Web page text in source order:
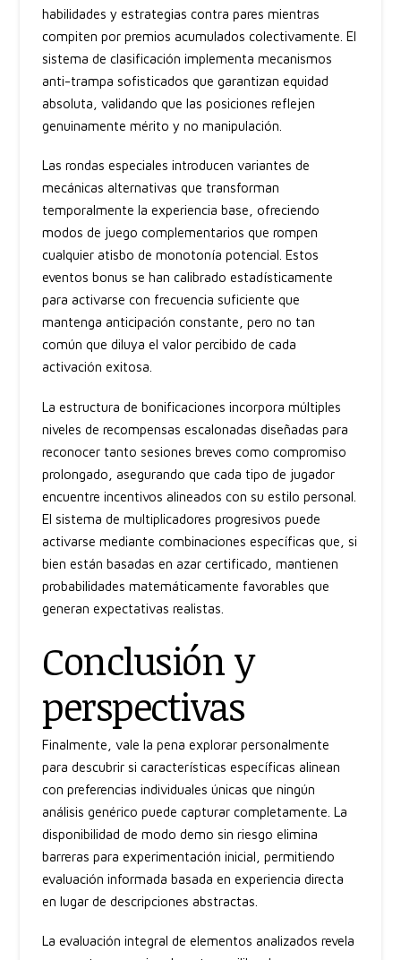
habilidades y estrategias contra pares mientras
compiten por premios acumulados colectivamente. El
sistema de clasificación implementa mecanismos
anti-trampa sofisticados que garantizan equidad
absoluta, validando que las posiciones reflejen
genuinamente mérito y no manipulación.
Las rondas especiales introducen variantes de
mecánicas alternativas que transforman
temporalmente la experiencia base, ofreciendo
modos de juego complementarios que rompen
cualquier atisbo de monotonía potencial. Estos
eventos bonus se han calibrado estadísticamente
para activarse con frecuencia suficiente que
mantenga anticipación constante, pero no tan
común que diluya el valor percibido de cada
activación exitosa.
La estructura de bonificaciones incorpora múltiples
niveles de recompensas escalonadas diseñadas para
reconocer tanto sesiones breves como compromiso
prolongado, asegurando que cada tipo de jugador
encuentre incentivos alineados con su estilo personal.
El sistema de multiplicadores progresivos puede
activarse mediante combinaciones específicas que, si
bien están basadas en azar certificado, mantienen
probabilidades matemáticamente favorables que
generan expectativas realistas.
Conclusión y
perspectivas
Finalmente, vale la pena explorar personalmente
para descubrir si características específicas alinean
con preferencias individuales únicas que ningún
análisis genérico puede capturar completamente. La
disponibilidad de modo demo sin riesgo elimina
barreras para experimentación inicial, permitiendo
evaluación informada basada en experiencia directa
en lugar de descripciones abstractas.
La evaluación integral de elementos analizados revela